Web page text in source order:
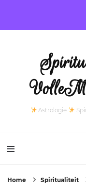
Astrologie
Home Spiritualiteit